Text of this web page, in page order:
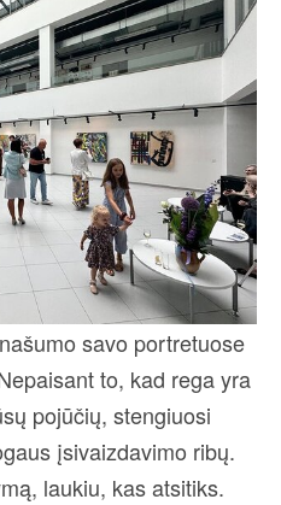
savo portretuose
to, kad rega yra
pojūčių, stengiuosi
įsivaizdavimo ribų.
laukiu, kas atsitiks.